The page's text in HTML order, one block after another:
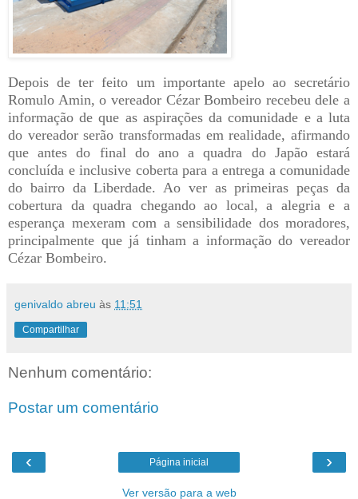
Depois de ter feito um importante apelo ao secretário
Romulo Amin, o vereador Cézar Bombeiro recebeu dele a
informação de que as aspirações da comunidade e a luta
do vereador serão transformadas em realidade, afirmando
que antes do final do ano a quadra do Japão estará
concluída e inclusive coberta para a entrega a comunidade
do bairro da Liberdade. Ao ver as primeiras peças da
cobertura da quadra chegando ao local, a alegria e a
esperança mexeram com a sensibilidade dos moradores,
principalmente que já tinham a informação do vereador
Cézar Bombeiro.
genivaldo abreu às 11:51
Compartilhar
Nenhum comentário:
Postar um comentário
‹ ›
Página inicial
Ver versão para a web